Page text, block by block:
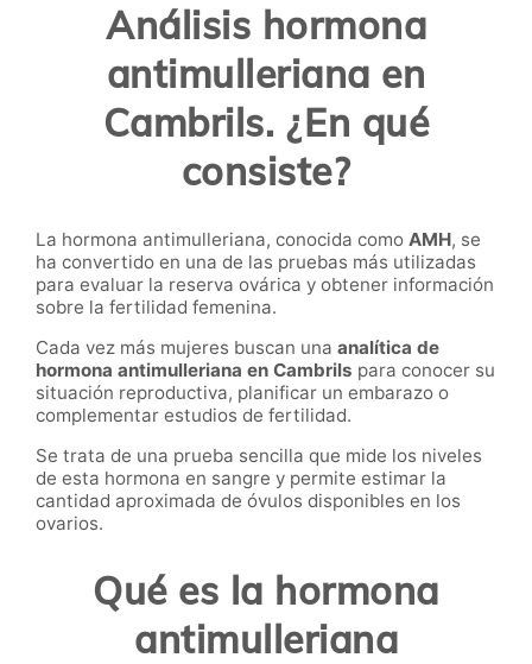
Análisis hormona
antimulleriana en
Cambrils. ¿En qué
consiste?
La hormona antimulleriana, conocida como AMH, se
ha convertido en una de las pruebas más utilizadas
para evaluar la reserva ovárica y obtener información
sobre la fertilidad femenina.
Cada vez más mujeres buscan una analítica de
hormona antimulleriana en Cambrils para conocer su
situación reproductiva, planificar un embarazo o
complementar estudios de fertilidad.
Se trata de una prueba sencilla que mide los niveles
de esta hormona en sangre y permite estimar la
cantidad aproximada de óvulos disponibles en los
ovarios.
Qué es la hormona
antimulleriana